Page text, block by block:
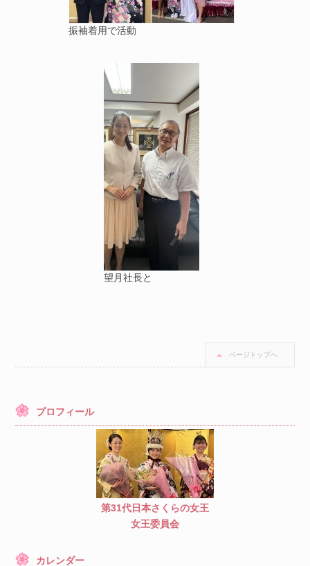
振袖着用で活動
望月社長と
ページトップへ
プロフィール
第31代日本さくらの女王
女王委員会
カレンダー